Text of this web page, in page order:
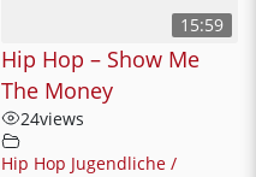
15:59
Hip Hop – Show Me
The Money
24views
Hip Hop Jugendliche /